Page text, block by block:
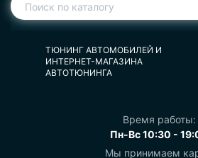
ТЮНИНГ АВТОМОБИЛЕЙ И
ИНТЕРНЕТ-МАГАЗИНА
АВТОТЮНИНГА
Время работы:
Пн-Вс 10:30 -
Мы принимаем